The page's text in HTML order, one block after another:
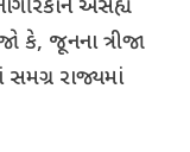
અસહ્ય
કે, જૂનના ત્રીજા
રાજ્યમાં